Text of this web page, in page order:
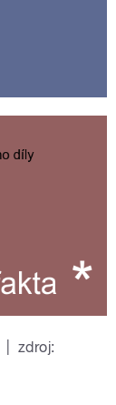
zdroj: